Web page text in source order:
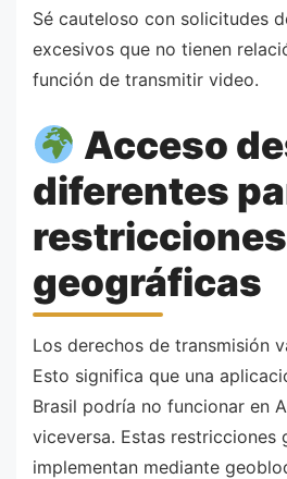
Sé cauteloso con solicitudes
excesivos que no tienen
función de transmitir video.
Acceso
diferentes
restricciones
geográficas
Los derechos de transmisión
Esto significa que una
Brasil podría no funcionar en
viceversa. Estas restricciones
implementan mediante